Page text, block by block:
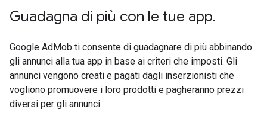
Guadagna di più con le tue app.
Google AdMob ti consente di guadagnare di più abbinando
gli annunci alla tua app in base ai criteri che imposti. Gli
annunci vengono creati e pagati dagli inserzionisti che
vogliono promuovere i loro prodotti e pagheranno prezzi
diversi per gli annunci.